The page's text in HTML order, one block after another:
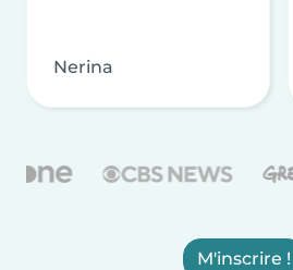
Nerina
M'inscrire !